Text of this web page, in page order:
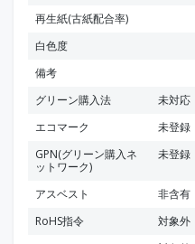
再生紙(古紙配合率)
白色度
備考
グリーン購入法
未対応
エコマーク
未登録
GPN(グリーン購入ネ
ットワーク)
未登録
アスベスト
非含有
RoHS指令
対象外